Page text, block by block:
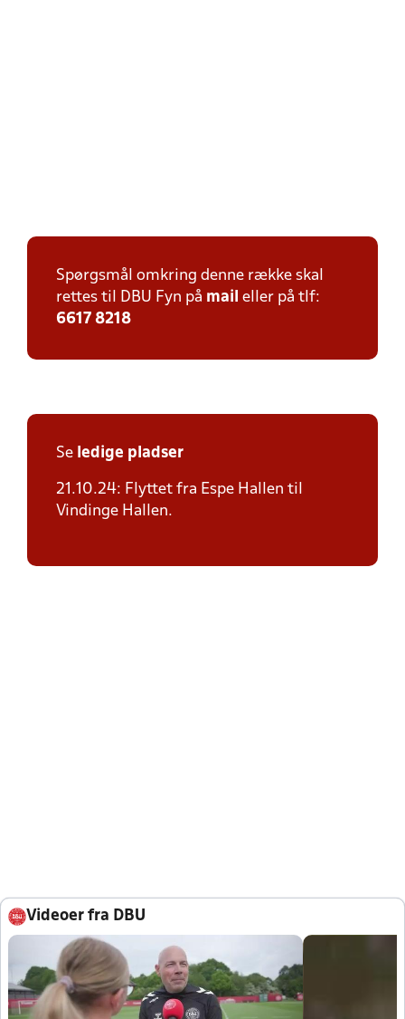
Spørgsmål omkring denne række skal
rettes til DBU Fyn på mail eller på tlf:
6617 8218
Se ledige pladser
21.10.24: Flyttet fra Espe Hallen til
Vindinge Hallen.
Videoer fra DBU